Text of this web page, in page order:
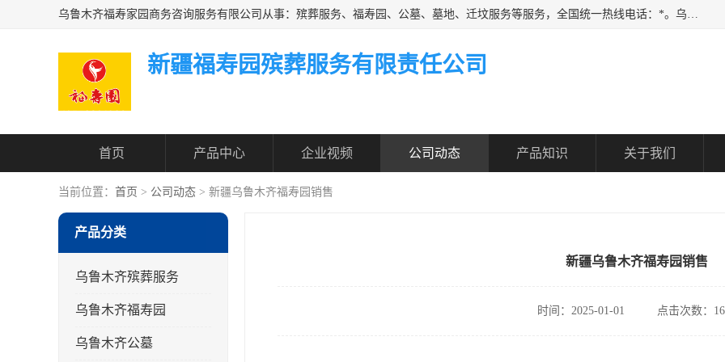
乌鲁木齐福寿家园商务咨询服务有限公司从事：殡葬服务、福寿园、公墓、墓地、迁坟服务等服务，全国统一热线电话：*。乌鲁木齐福寿家园商务咨询服务有限公司提供多种一条龙服务套餐，满足各阶层的实际需求。实实在在做到省心、省力、省钱。
新疆福寿园殡葬服务有限责任公司
首页 产品中心 企业视频 公司动态 产品知识 关于我们
当前位置： 首页 > 公司动态 > 新疆乌鲁木齐福寿园销售
产品分类
乌鲁木齐殡葬服务
乌鲁木齐福寿园
乌鲁木齐公墓
新疆乌鲁木齐福寿园销售
时间：2025-01-01 点击次数：